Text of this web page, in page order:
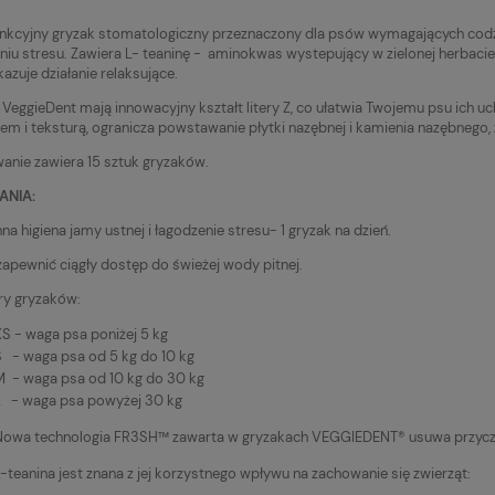
gryzak stomatologiczny przeznaczony dla psów wymagających
stresu. Zawiera L- teaninę - aminokwas wystepujący w zielonej
działanie relaksujące.
mają innowacyjny kształt litery Z, co ułatwia Twojemu psu ich
i teksturą, ogranicza powstawanie płytki nazębnej i kamienia
zawiera 15 sztuk gryzaków.
higiena jamy ustnej i łagodzenie stresu- 1 gryzak na dzień.
ciągły dostęp do świeżej wody pitnej.
gryzaków:
- waga psa poniżej 5 kg
- waga psa od 5 kg do 10 kg
- waga psa od 10 kg do 30 kg
- waga psa powyżej 30 kg
technologia FR3SH™ zawarta w gryzakach VEGGIEDENT® usuwa
teanina jest znana z jej korzystnego wpływu na zachowanie się zwierząt: